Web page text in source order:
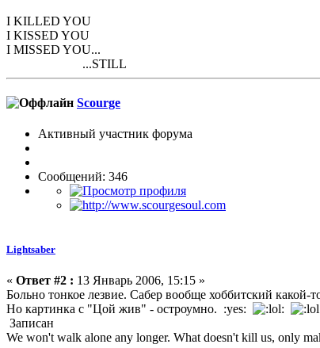
I KILLED YOU
I KISSED YOU
I MISSED YOU...
...STILL
Scourge
Активный участник форума
Сообщений: 346
Lightsaber
« Ответ #2 : 13 Январь 2006, 15:15 »
Больно тонкое лезвие. Сабер вообще хоббитский какой-
Но картинка с "Цой жив" - остроумно. :yes:
Записан
We won't walk alone any longer. What doesn't kill us, only